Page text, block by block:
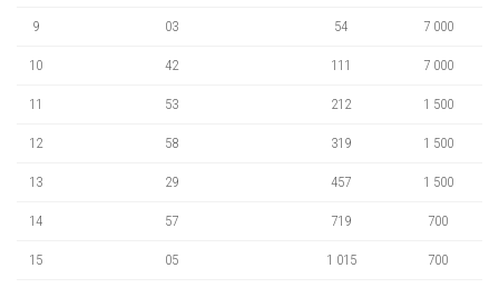
9 03 54 7 000
10 42 111 7 000
11 53 212 1 500
12 58 319 1 500
13 29 457 1 500
14 57 719 700
15 05 1 015 700